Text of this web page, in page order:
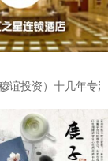
责任公司。业务
谊投资）十几年专